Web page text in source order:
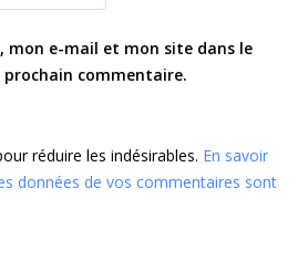
mon e-mail et mon site dans le
commentaire.
réduire les indésirables. En savoir
données de vos commentaires sont